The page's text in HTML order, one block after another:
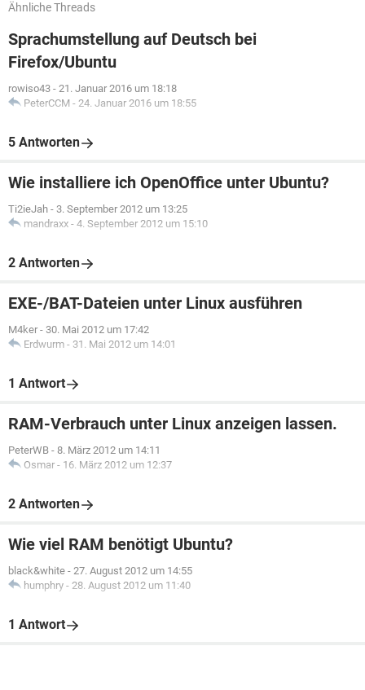
Ähnliche Threads
Sprachumstellung auf Deutsch bei
Firefox/Ubuntu
rowiso43 - 21. Januar 2016 um 18:18
PeterCCM - 24. Januar 2016 um 18:55
5 Antworten
Wie installiere ich OpenOffice unter Ubuntu?
Ti2ieJah - 3. September 2012 um 13:25
mandraxx - 4. September 2012 um 15:10
2 Antworten
EXE-/BAT-Dateien unter Linux ausführen
M4ker - 30. Mai 2012 um 17:42
Erdwurm - 31. Mai 2012 um 14:01
1 Antwort
RAM-Verbrauch unter Linux anzeigen lassen.
PeterWB - 8. März 2012 um 14:11
Osmar - 16. März 2012 um 12:37
2 Antworten
Wie viel RAM benötigt Ubuntu?
black&white - 27. August 2012 um 14:55
humphry - 28. August 2012 um 11:40
1 Antwort